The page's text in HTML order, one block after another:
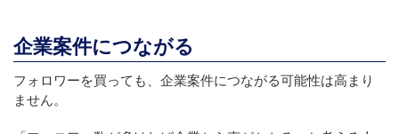
企業案件につながる
フォロワーを買っても、企業案件につながる可能性は高まり
ません。